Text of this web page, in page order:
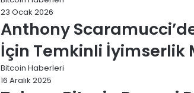
23 Ocak 2026
Anthony
İçin Temkinli İyimserlik
Bitcoin Haberleri
16 Aralık 2025